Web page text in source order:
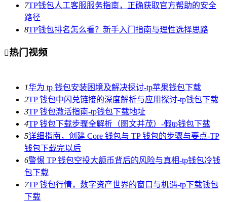
7TP钱包人工客服服务指南，正确获取官方帮助的安全
路径
8TP钱包排名怎么看？新手入门指南与理性选择思路
热门视频
1华为 tp 钱包安装困境及解决探讨-tp苹果钱包下载
2TP 钱包中闪兑链接的深度解析与应用探讨-tp钱包下载
3TP 钱包激活指南-tp钱包下载地址
4TP 钱包下载步骤全解析（图文并茂）-假tp钱包下载
5详细指南，创建 Core 钱包与 TP 钱包的步骤与要点-TP
钱包下载完以后
6警惕 TP 钱包空投大额币背后的风险与真相-tp钱包冷钱
包下载
7TP 钱包行情，数字资产世界的窗口与机遇-tp下载钱包
下载